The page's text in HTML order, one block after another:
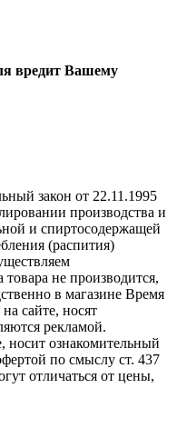
вредит Вашему
закон от 22.11.1995
производства и
и спиртосодержащей
(распития)
не производится,
в магазине Время
сайте, носят
рекламой.
носит ознакомительный
по смыслу ст. 437
отличаться от цены,